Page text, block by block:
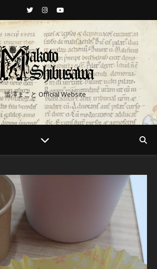
澁澤まこと Official Website